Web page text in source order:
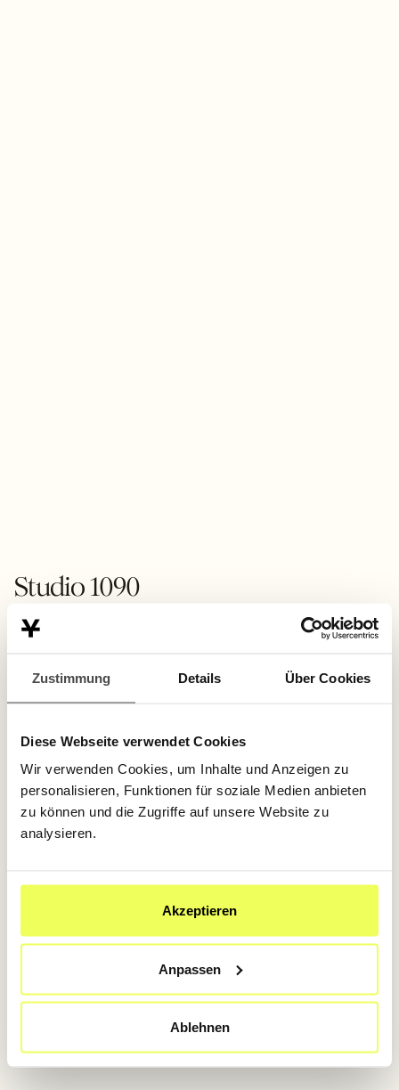
Zustimmung Details Über Cookies
Diese Webseite verwendet Cookies
Wir verwenden Cookies, um Inhalte und Anzeigen zu
personalisieren, Funktionen für soziale Medien anbieten
zu können und die Zugriffe auf unsere Website zu
analysieren.
Akzeptieren
Anpassen
Ablehnen
Studio 1090
TRITT EINEN SCHRITT ZURÜCK,
TÜRE ÖFFNET AUTOMATISCH,
BITTE NICHT ANZIEHEN!